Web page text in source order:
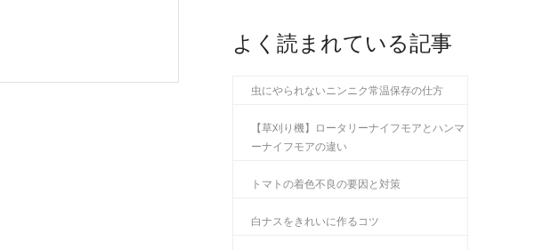
よく読まれている記事
虫にやられないニンニク常温保存の仕方
【草刈り機】ロータリーナイフモアとハンマ
ーナイフモアの違い
トマトの着色不良の要因と対策
白ナスをきれいに作るコツ